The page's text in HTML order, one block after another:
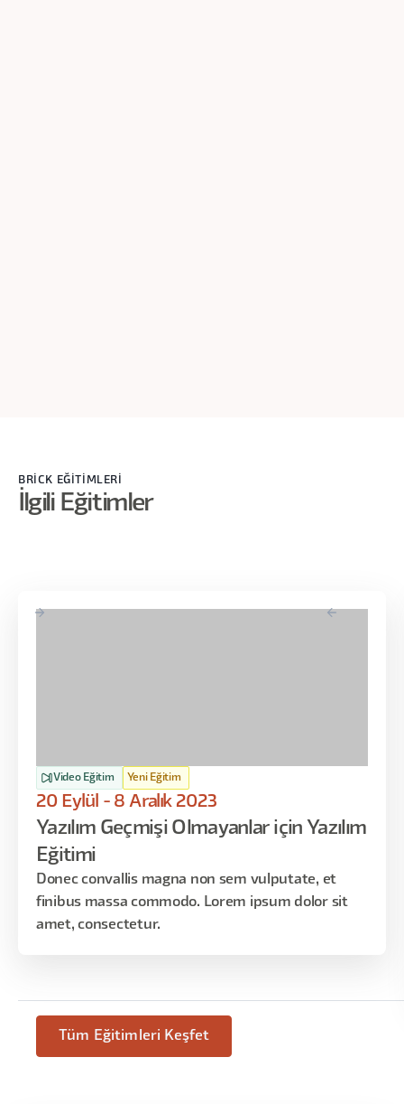
BRİCK EĞİTİMLERİ
İlgili Eğitimler
Video Eğitim Yeni Eğitim
20 Eylül - 8 Aralık 2023
Yazılım Geçmişi Olmayanlar için Yazılım
Eğitimi
Donec convallis magna non sem vulputate, et
finibus massa commodo. Lorem ipsum dolor sit
amet, consectetur.
Tüm Eğitimleri Keşfet